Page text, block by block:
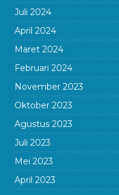
Juli 2024
April 2024
Maret 2024
Februari 2024
November 2023
Oktober 2023
Agustus 2023
Juli 2023
Mei 2023
April 2023